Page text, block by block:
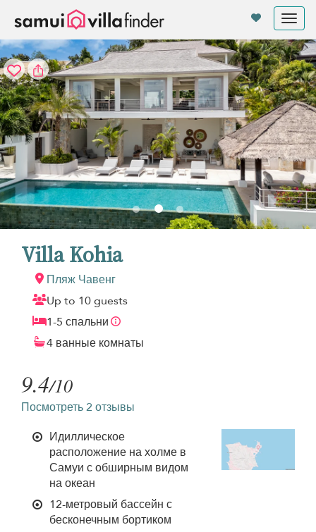
Villa Kohia
Пляж Чавенг
Up to 10 guests
1-5 спальни
4 ванные комнаты
9.4/10
Посмотреть 2 отзывы
Идиллическое
расположение на холме в
Самуи с обширным видом
на океан
12-метровый бассейн с
бесконечным бортиком
Панель управления cookies